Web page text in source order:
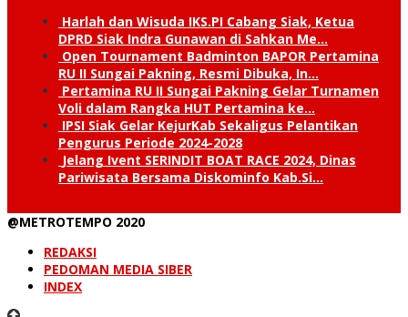
Harlah dan Wisuda IKS.PI Cabang Siak, Ketua
DPRD Siak Indra Gunawan di Sahkan Me…
Open Tournament Badminton BAPOR Pertamina
RU II Sungai Pakning, Resmi Dibuka, In…
Pertamina RU II Sungai Pakning Gelar Turnamen
Voli dalam Rangka HUT Pertamina ke…
IPSI Siak Gelar KejurKab Sekaligus Pelantikan
Pengurus Periode 2024-2028
Jelang Ivent SERINDIT BOAT RACE 2024, Dinas
Pariwisata Bersama Diskominfo Kab.Si…
@METROTEMPO 2020
REDAKSI
PEDOMAN MEDIA SIBER
INDEX